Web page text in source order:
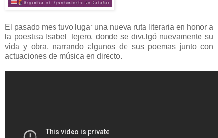
El pasado mes tuvo lugar una nueva ruta literaria en honor a
la poestisa Isabel Tejero, donde se divulgó nuevamente su
vida y obra, narrando algunos de sus poemas junto con
actuaciones de música en directo.